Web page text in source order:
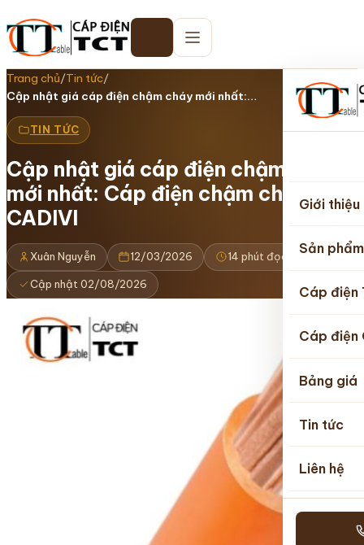
Giới thiệu
Sản phẩm
Cáp điện
Cáp điện
Bảng giá
Tin tức
Liên hệ
Trang chủ/Tin tức/
Cập nhật giá cáp điện chậm cháy mới nhất:…
TIN TỨC
Cập nhật giá cáp điện chậm cháy
mới nhất: Cáp điện chậm cháy
CADIVI
Xuân Nguyễn 12/03/2026 14 phút đọc
Cập nhật 02/08/2026